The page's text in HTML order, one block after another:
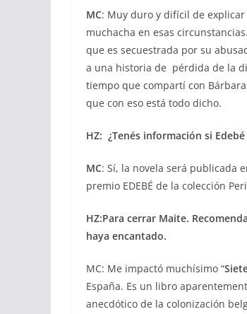
MC: Muy duro y difícil de
muchacha en esas
que es secuestrada por su
a una historia de pérdida de la
tiempo que compartí con
que con eso está todo dicho.
HZ: ¿Tenés información si
MC: Sí, la novela será publicada
premio EDEBÉ de la colección
HZ:Para cerrar Maite.
haya encantado.
MC: Me impactó muchísimo “
España. Es un libro
anecdótico de la colonización